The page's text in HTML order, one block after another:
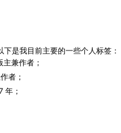
下是我目前主要的一些个人标签：
兼作者；
者；
年；